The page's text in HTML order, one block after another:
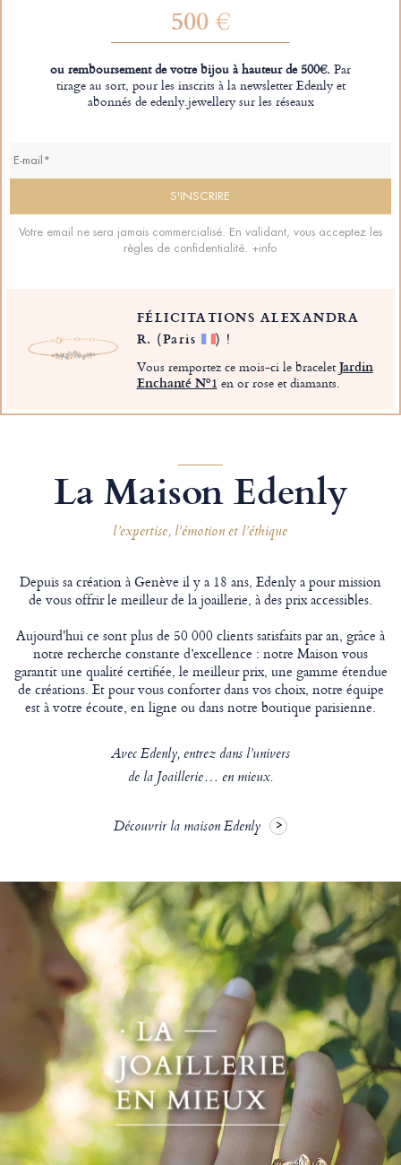
500 €
ou remboursement de votre bijou à hauteur de 500€.Par
tirage au sort, pour les inscrits à la newsletter Edenly et
abonnés de edenly.jewellery sur les réseaux
Votre email ne sera jamais commercialisé. En validant, vous acceptez les
règles de confidentialité. +info
FÉLICITATIONS ALEXANDRA
R. (Paris ) !
Vous remportez ce mois-ci le braceletJardin
Enchanté Nº1 en or rose et diamants.
La Maison Edenly
l’expertise, l’émotion et l’éthique
Depuis sa création à Genève il y a 18 ans, Edenly a pour mission
de vous offrir le meilleur de la joaillerie, à des prix accessibles.
Aujourd'hui ce sont plus de 50 000 clients satisfaits par an, grâce à
notre recherche constante d’excellence : notre Maison vous
garantit une qualité certifiée, le meilleur prix, une gamme étendue
de créations. Et pour vous conforter dans vos choix, notre équipe
est à votre écoute, en ligne ou dans notre boutique parisienne.
Avec Edenly, entrez dans l’univers
de la Joaillerie… en mieux.
Découvrir la maison Edenly